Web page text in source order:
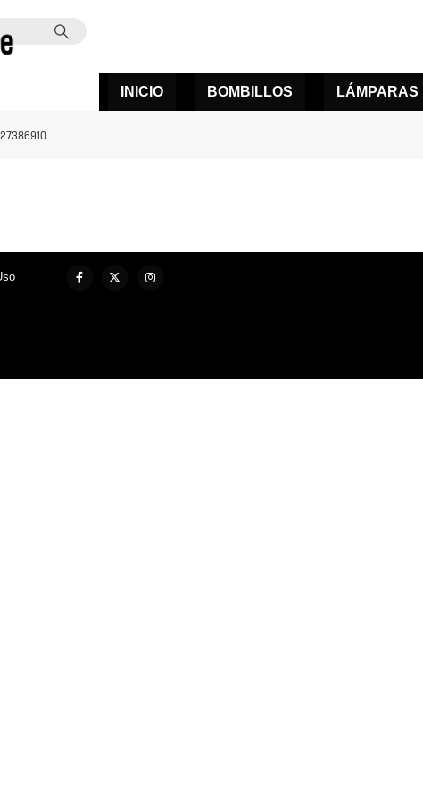
INICIO BOMBILLOS LÁMPARAS